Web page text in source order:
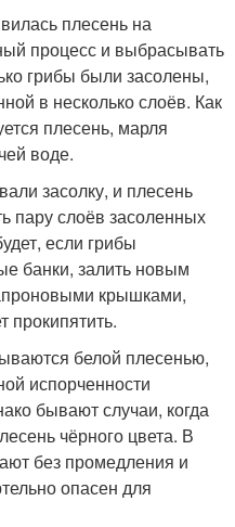
плесень на
процесс и выбрасывать
грибы были засолены,
в несколько слоёв. Как
плесень, марля
воде.
засолку, и плесень
пару слоёв засоленных
если грибы
банки, залить новым
крышками,
прокипятить.
белой плесенью,
испорченности
бывают случаи, когда
чёрного цвета. В
без промедления и
опасен для